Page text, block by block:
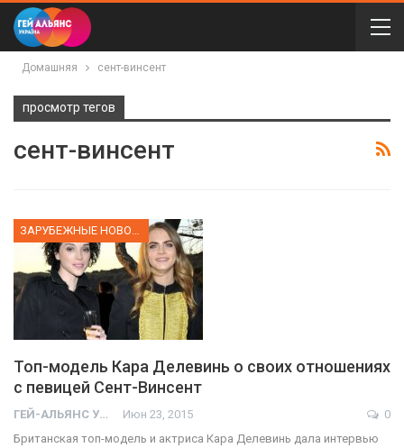
Домашняя сент-винсент
просмотр тегов
сент-винсент
Топ-модель Кара Делевинь о своих отношениях
с певицей Сент-Винсент
ГЕЙ-АЛЬЯНС УКРАИНА Июн 23, 2015
0
Британская топ-модель и актриса Кара Делевинь дала интервью